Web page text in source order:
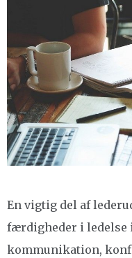
En vigtig del af
færdigheder i ledelse
kommunikation,